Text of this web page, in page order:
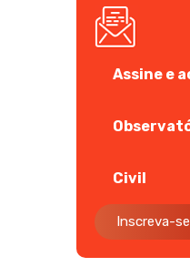
Assine e
Civil
Inscreva-se